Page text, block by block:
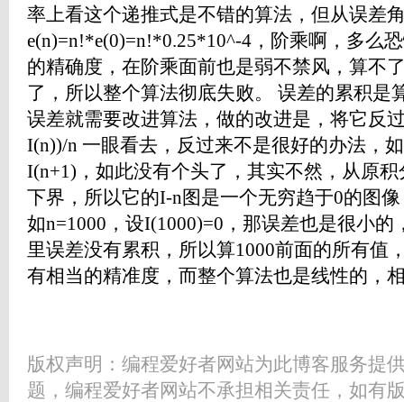
率上看这个递推式是不错的算法，但从误差
e(n)=n!*e(0)=n!*0.25*10^-4，阶乘啊，多么
的精确度，在阶乘面前也是弱不禁风，算不
了，所以整个算法彻底失败。 误差的累积是
误差就需要改进算法，做的改进是，将它反
I(n))/n 一眼看去，反过来不是很好的办法，
I(n+1)，如此没有个头了，其实不然，从原
下界，所以它的I-n图是一个无穷趋于0的图
如n=1000，设I(1000)=0，那误差也是很小
里误差没有累积，所以算1000前面的所有值
有相当的精准度，而整个算法也是线性的，
版权声明：编程爱好者网站为此博客服务提
题，编程爱好者网站不承担相关责任，如有